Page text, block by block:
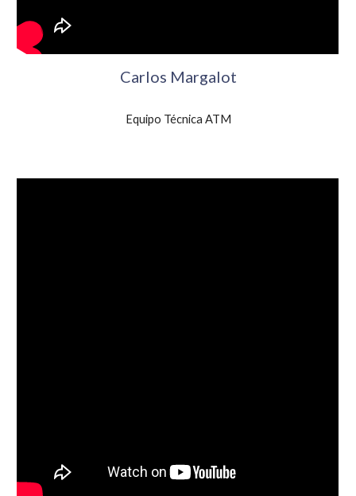
Carlos Margalot
Equipo Técnica ATM